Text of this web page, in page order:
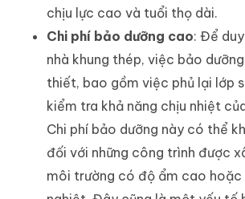
chịu lực cao và tuổi thọ dài.
Chi phí bảo dưỡng cao: Để
nhà khung thép, việc bảo
thiết, bao gồm việc phủ lại lớp
kiểm tra khả năng chịu nhiệt
Chi phí bảo dưỡng này có thể
đối với những công trình được
môi trường có độ ẩm cao hoặc